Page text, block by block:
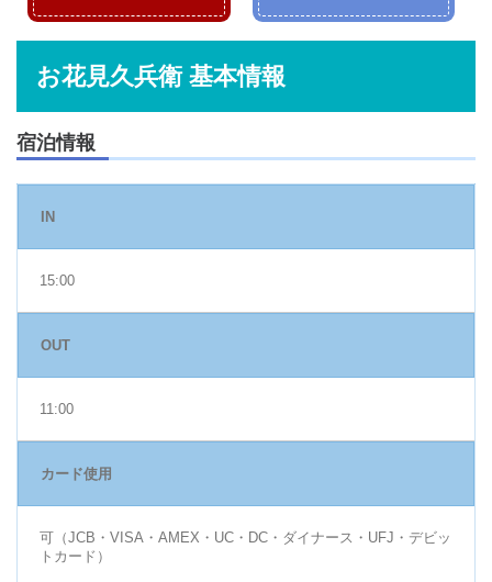
お花見久兵衛 基本情報
宿泊情報
IN
15:00
OUT
11:00
カード使用
可（JCB・VISA・AMEX・UC・DC・ダイナース・UFJ・デビッ
トカード）